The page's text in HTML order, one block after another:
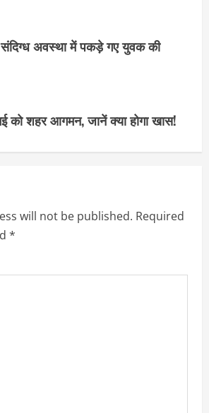
अवस्था में पकड़े गए युवक की
को शहर आगमन, जानें क्या होगा खास!
will not be published. Required
*